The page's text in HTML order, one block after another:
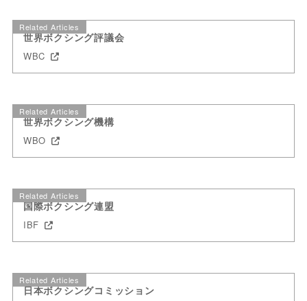
Related Articles
世界ボクシング評議会
WBC
Related Articles
世界ボクシング機構
WBO
Related Articles
国際ボクシング連盟
IBF
Related Articles
日本ボクシングコミッション